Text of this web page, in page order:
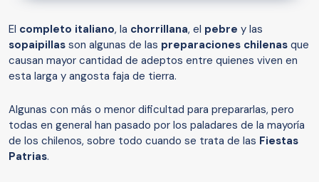
El completo italiano, la chorrillana, el pebre y las
sopaipillas son algunas de las preparaciones chilenas que
causan mayor cantidad de adeptos entre quienes viven en
esta larga y angosta faja de tierra.
Algunas con más o menor dificultad para prepararlas, pero
todas en general han pasado por los paladares de la mayoría
de los chilenos, sobre todo cuando se trata de las Fiestas
Patrias.